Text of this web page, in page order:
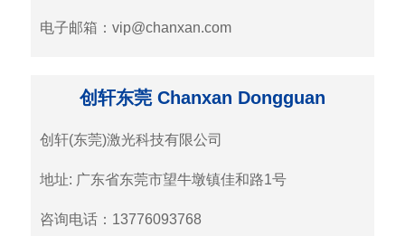
电子邮箱：vip@chanxan.com
创轩东莞 Chanxan Dongguan
创轩(东莞)激光科技有限公司
地址: 广东省东莞市望牛墩镇佳和路1号
咨询电话：13776093768